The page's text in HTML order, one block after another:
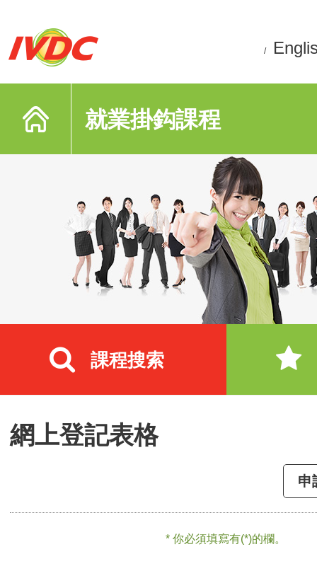
/
就業掛鈎課程
課程搜索
網上登記表格
申
* 你必須填寫有(*)的欄。